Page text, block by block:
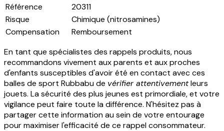
Référence
20311
Risque
Chimique (nitrosamines)
Compensation
Remboursement
En tant que spécialistes des rappels produits, nous
recommandons vivement aux parents et aux proches
d'enfants susceptibles d'avoir été en contact avec ces
balles de sport Rubbabu de vérifier attentivementleurs
jouets. La sécurité des plus jeunes est primordiale, et votre
vigilance peut faire toute la différence. N'hésitez pas à
partager cette information au sein de votre entourage
pour maximiser l'efficacité de ce rappel consommateur.